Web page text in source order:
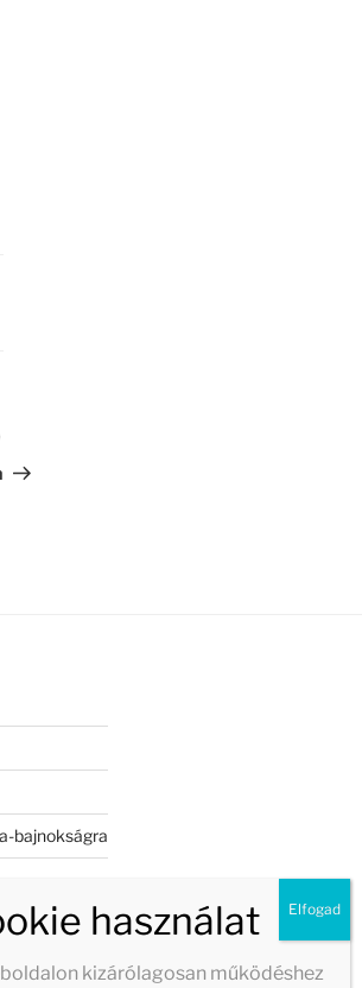
bejegyzés
bajnokságra
kizárólagosan működéshez